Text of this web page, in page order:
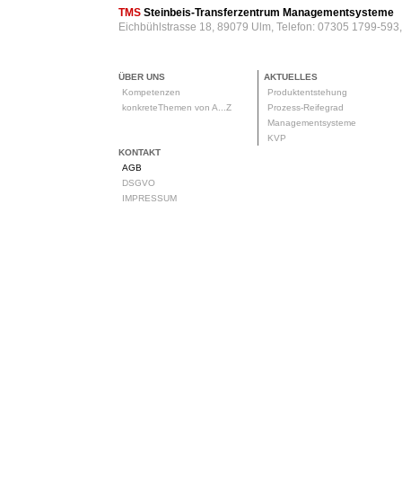
TMS Steinbeis-Transferzentrum Managementsysteme
Eichbühlstrasse 18, 89079 Ulm, Telefon: 07305 1799-
ÜBER UNS
Kompetenzen
konkreteThemen von A...Z
AKTUELLES
Produktentstehung
Prozess-Reifegrad
Managementsysteme
KVP
KONTAKT
AGB
DSGVO
IMPRESSUM